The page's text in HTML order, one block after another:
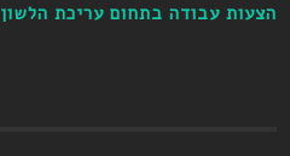
הצעות עבודה בתחום עריכת הלשון